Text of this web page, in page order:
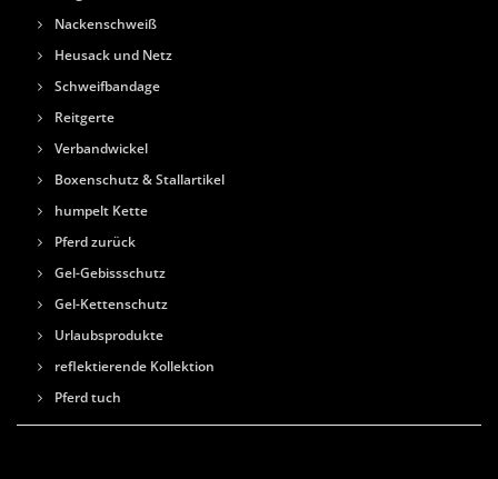
Nackenschweiß
Heusack und Netz
Schweifbandage
Reitgerte
Verbandwickel
Boxenschutz & Stallartikel
humpelt Kette
Pferd zurück
Gel-Gebissschutz
Gel-Kettenschutz
Urlaubsprodukte
reflektierende Kollektion
Pferd tuch